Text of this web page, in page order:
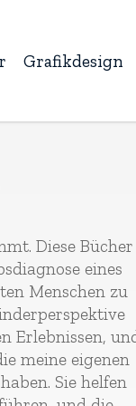
Grafikdesign
Diese Bücher
eines
Menschen zu
Erlebnissen,
meine eigenen
Sie helfen